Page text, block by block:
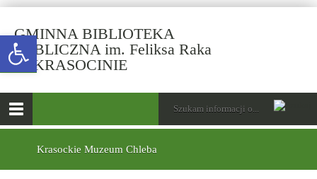
Open toolbar
GMINNA BIBLIOTEKA
PUBLICZNA im. Feliksa Raka
W KRASOCINIE-
bibliotekarzy
górne
Otwórz
menu
wpisz
szukaną
Krasockie Muzeum Chleba